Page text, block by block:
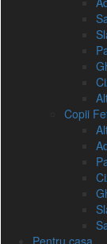
Copii
Pentru casa